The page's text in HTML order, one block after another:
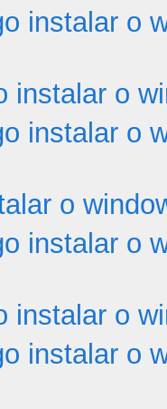
instalar o
instalar o
instalar o
o
instalar o
instalar o
instalar o